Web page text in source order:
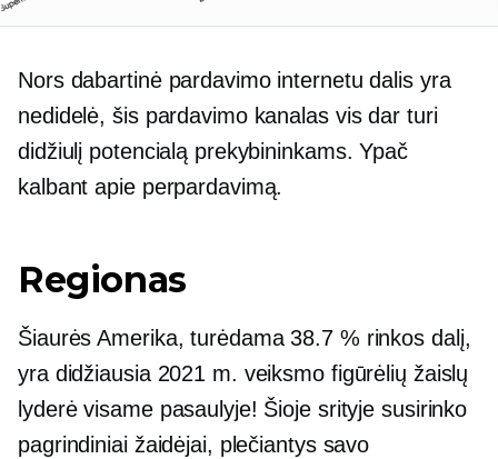
Nors dabartinė pardavimo internetu dalis yra
nedidelė, šis pardavimo kanalas vis dar turi
didžiulį potencialą prekybininkams. Ypač
kalbant apie perpardavimą.
Regionas
Šiaurės Amerika, turėdama 38.7 % rinkos dalį,
yra didžiausia 2021 m. veiksmo figūrėlių žaislų
lyderė visame pasaulyje! Šioje srityje susirinko
pagrindiniai žaidėjai, plečiantys savo